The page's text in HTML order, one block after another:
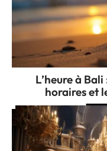
L’heure à
horaires et